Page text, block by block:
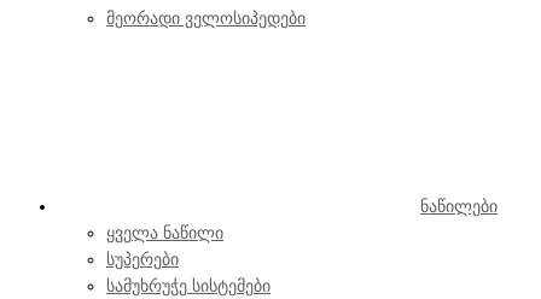
მეორადი ველოსიპედები
ნაწილები
ყველა ნაწილი
სუპერები
სამუხრუჭე სისტემები